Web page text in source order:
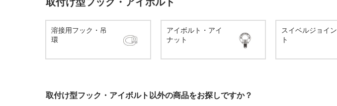
溶接用フック・吊
環
アイボルト・アイ
ナット
スイベルジョイン
ト
取付け型フック・アイボルト以外の商品をお探しですか？